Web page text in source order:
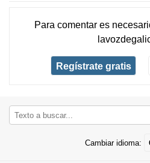
Para comentar es
Regístrate gratis
Cambiar idioma: